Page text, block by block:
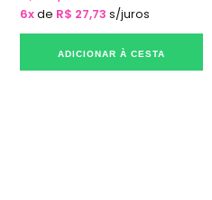
6xde R$ 27,73 s/juros
ADICIONAR À CESTA